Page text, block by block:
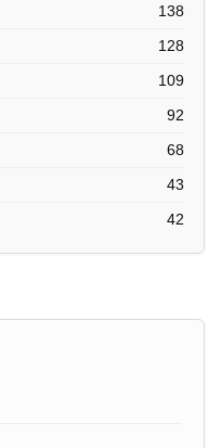
138
128
109
92
68
43
42